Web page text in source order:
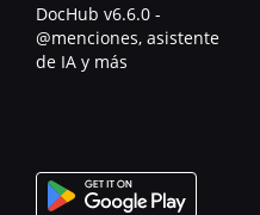
DocHub v6.6.0 -
@menciones, asistente
de IA y más